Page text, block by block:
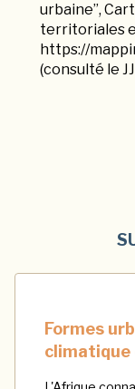
urbaine”,
territoriales
https://
(consulté le
Formes
climatique